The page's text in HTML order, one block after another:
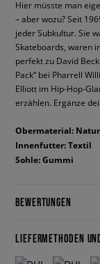
Hier müsste man
– aber wozu? Seit
jeder Subkultur. Sie
Skateboards, waren
perfekt zu David
Pack“ bei Pharrell
Elliott im Hip-Hop-
erzählen. Ergänze
Obermaterial:
Innenfutter: Textil
Sohle: Gummi
BEWERTUNGEN
LIEFERMETHODEN